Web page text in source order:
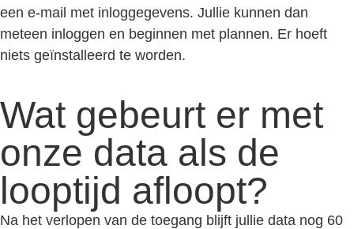
een e-mail met inloggegevens. Jullie kunnen dan
meteen inloggen en beginnen met plannen. Er hoeft
niets geïnstalleerd te worden.
Wat gebeurt er met
onze data als de
looptijd afloopt?
Na het verlopen van de toegang blijft jullie data nog 60